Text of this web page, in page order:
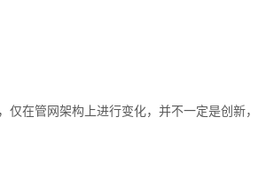
在管网架构上进行变化，并不一定是创新，